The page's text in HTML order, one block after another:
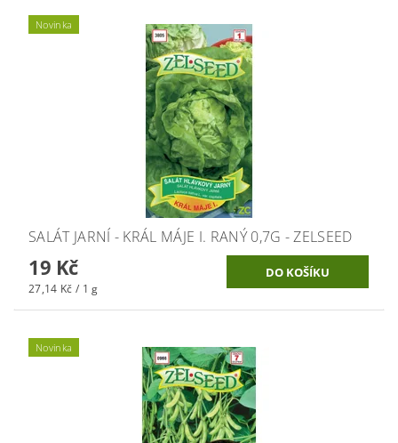
Novinka
SALÁT JARNÍ - KRÁL MÁJE I. RANÝ 0,7G - ZELSEED
19 Kč
27,14 Kč / 1 g
Novinka